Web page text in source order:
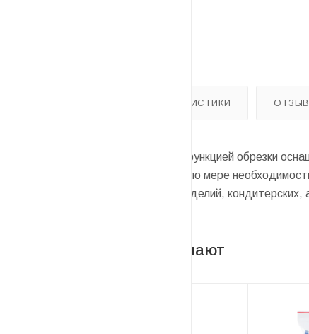
ХАРАКТЕРИСТИКИ
Ручной импульсный запайщик с функцией обрезки
запайки. Обрезка производится по мере
производству хлебобулочных изделий,
С этим товаром покупают